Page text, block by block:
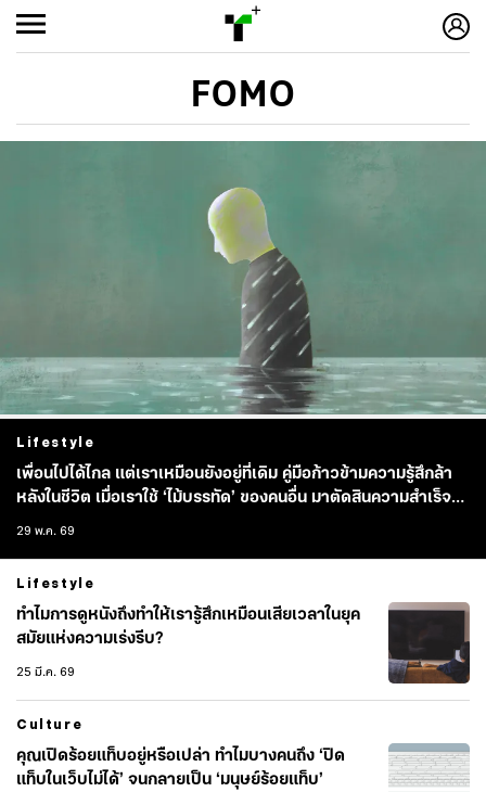
FOMO
Lifestyle
เพื่อนไปได้ไกล แต่เราเหมือนยังอยู่ที่เดิม คู่มือก้าวข้ามความรู้สึกล้า
หลังในชีวิต เมื่อเราใช้ ‘ไม้บรรทัด’ ของคนอื่น มาตัดสินความสำเร็จ
ของตัวเอง
29 พ.ค. 69
Lifestyle
ทำไมการดูหนังถึงทำให้เรารู้สึกเหมือนเสียเวลาในยุค
สมัยแห่งความเร่งรีบ?
25 มี.ค. 69
Culture
คุณเปิดร้อยแท็บอยู่หรือเปล่า ทำไมบางคนถึง ‘ปิด
แท็บในเว็บไม่ได้’ จนกลายเป็น ‘มนุษย์ร้อยแท็บ’